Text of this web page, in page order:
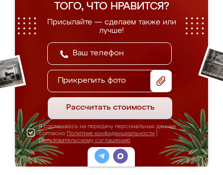
ТОГО, ЧТО НРАВИТСЯ?
Присылайте — сделаем также или
лучше!
Прикрепить фото
Рассчитать стоимость
Я соглашаюсь на передачу персональных данных
согласно Политике конфиденциальности
Пользовательскому соглашению